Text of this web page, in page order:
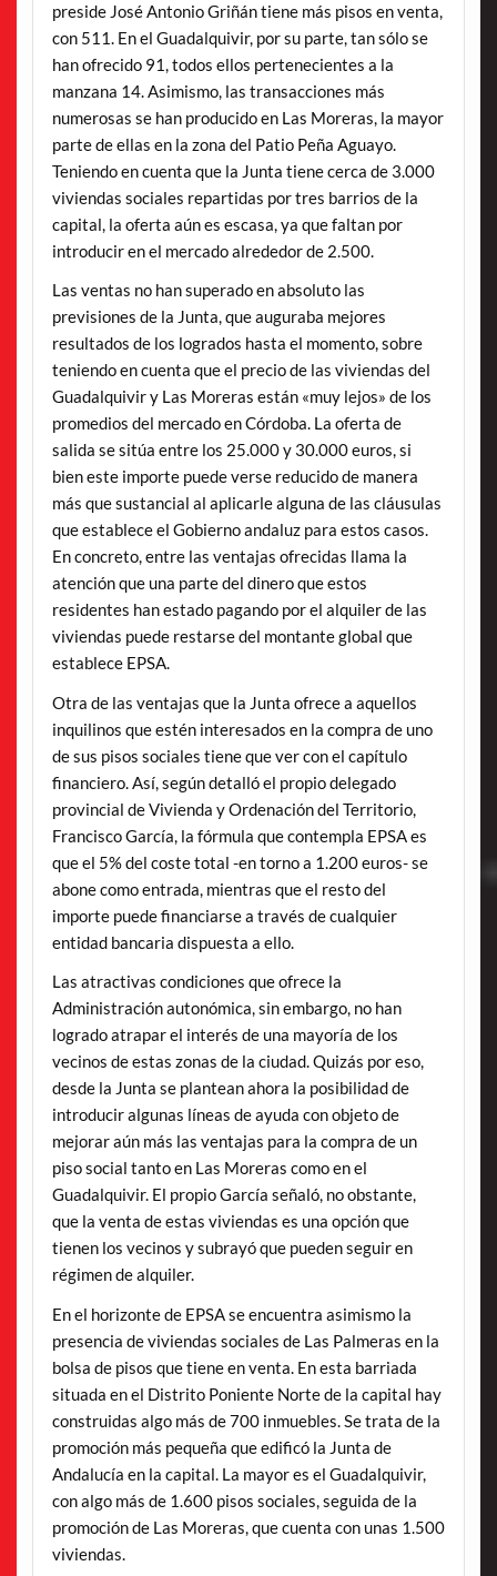
preside José Antonio Griñán tiene más pisos en venta,
con 511. En el Guadalquivir, por su parte, tan sólo se
han ofrecido 91, todos ellos pertenecientes a la
manzana 14. Asimismo, las transacciones más
numerosas se han producido en Las Moreras, la mayor
parte de ellas en la zona del Patio Peña Aguayo.
Teniendo en cuenta que la Junta tiene cerca de 3.000
viviendas sociales repartidas por tres barrios de la
capital, la oferta aún es escasa, ya que faltan por
introducir en el mercado alrededor de 2.500.
Las ventas no han superado en absoluto las
previsiones de la Junta, que auguraba mejores
resultados de los logrados hasta el momento, sobre
teniendo en cuenta que el precio de las viviendas del
Guadalquivir y Las Moreras están «muy lejos» de los
promedios del mercado en Córdoba. La oferta de
salida se sitúa entre los 25.000 y 30.000 euros, si
bien este importe puede verse reducido de manera
más que sustancial al aplicarle alguna de las cláusulas
que establece el Gobierno andaluz para estos casos.
En concreto, entre las ventajas ofrecidas llama la
atención que una parte del dinero que estos
residentes han estado pagando por el alquiler de las
viviendas puede restarse del montante global que
establece EPSA.
Otra de las ventajas que la Junta ofrece a aquellos
inquilinos que estén interesados en la compra de uno
de sus pisos sociales tiene que ver con el capítulo
financiero. Así, según detalló el propio delegado
provincial de Vivienda y Ordenación del Territorio,
Francisco García, la fórmula que contempla EPSA es
que el 5% del coste total -en torno a 1.200 euros- se
abone como entrada, mientras que el resto del
importe puede financiarse a través de cualquier
entidad bancaria dispuesta a ello.
Las atractivas condiciones que ofrece la
Administración autonómica, sin embargo, no han
logrado atrapar el interés de una mayoría de los
vecinos de estas zonas de la ciudad. Quizás por eso,
desde la Junta se plantean ahora la posibilidad de
introducir algunas líneas de ayuda con objeto de
mejorar aún más las ventajas para la compra de un
piso social tanto en Las Moreras como en el
Guadalquivir. El propio García señaló, no obstante,
que la venta de estas viviendas es una opción que
tienen los vecinos y subrayó que pueden seguir en
régimen de alquiler.
En el horizonte de EPSA se encuentra asimismo la
presencia de viviendas sociales de Las Palmeras en la
bolsa de pisos que tiene en venta. En esta barriada
situada en el Distrito Poniente Norte de la capital hay
construidas algo más de 700 inmuebles. Se trata de la
promoción más pequeña que edificó la Junta de
Andalucía en la capital. La mayor es el Guadalquivir,
con algo más de 1.600 pisos sociales, seguida de la
promoción de Las Moreras, que cuenta con unas 1.500
viviendas.